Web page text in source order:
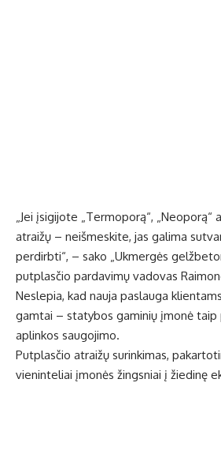
„Jei įsigijote „Termoporą“, „Neoporą“
atraižų – neišmeskite, jas galima
perdirbti“, – sako „Ukmergės
putplasčio pardavimų vadovas
Neslepia, kad nauja paslauga
gamtai – statybos gaminių įmonė taip
aplinkos saugojimo.
Putplasčio atraižų surinkimas,
vieninteliai įmonės žingsniai į žiedinę